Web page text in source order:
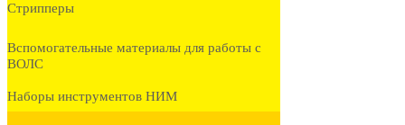
Стрипперы
Вспомогательные материалы для работы с
ВОЛС
Наборы инструментов НИМ